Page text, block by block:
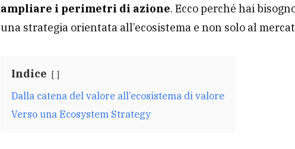
ampliare i perimetri di azione. Ecco perché hai
una strategia orientata all’ecosistema e non solo al
Indice
Dalla catena del valore all’ecosistema di valore
Verso una Ecosystem Strategy